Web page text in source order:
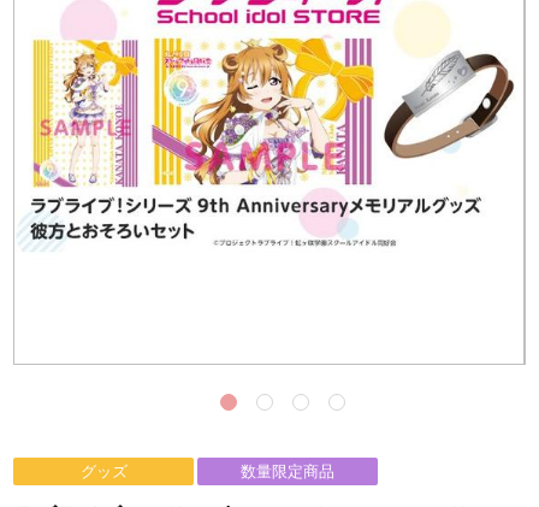
グッズ 数量限定商品